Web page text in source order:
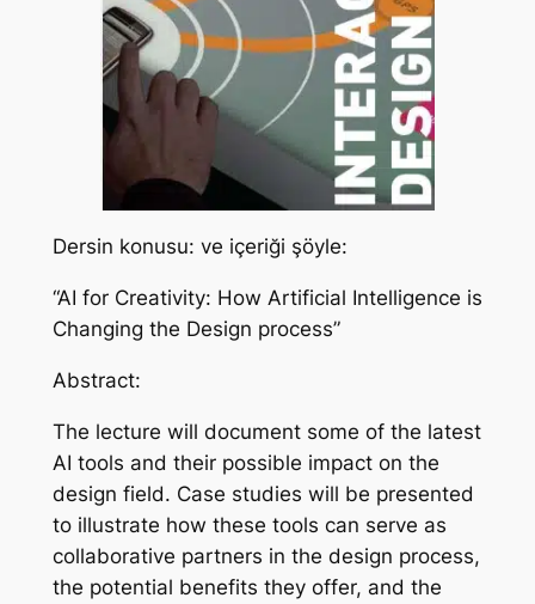
Dersin konusu: ve içeriği şöyle:
“AI for Creativity: How Artificial Intelligence is
Changing the Design process”
Abstract:
The lecture will document some of the latest
AI tools and their possible impact on the
design field. Case studies will be presented
to illustrate how these tools can serve as
collaborative partners in the design process,
the potential benefits they offer, and the